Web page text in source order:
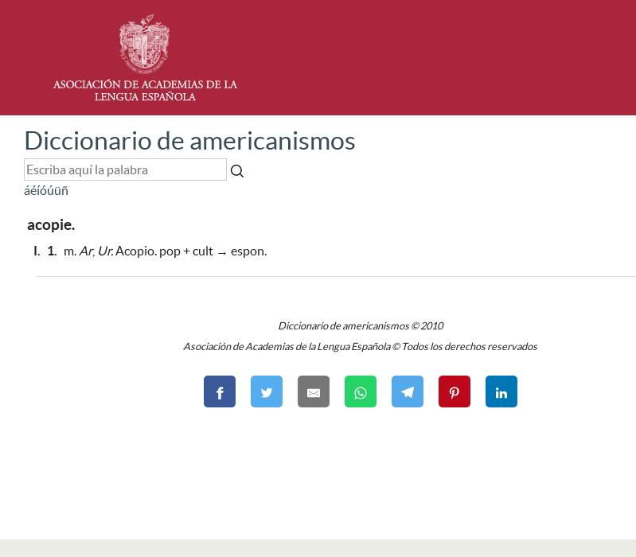
Diccionario de americanismos
áéíóúüñ
acopie.
I. 1. m. Ar, Ur.Acopio. pop + cult → espon.
Diccionario de americanismos © 2010
Asociación de Academias de la Lengua Española © Todos los derechos reservados